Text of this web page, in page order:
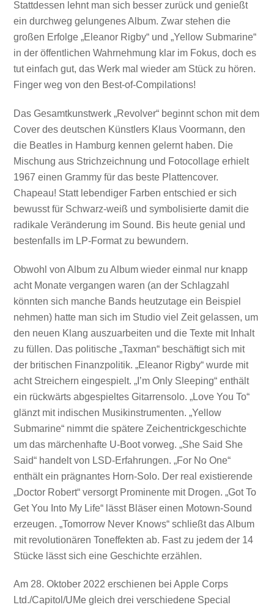
Stattdessen lehnt man sich besser zurück und genießt
ein durchweg gelungenes Album. Zwar stehen die
großen Erfolge „Eleanor Rigby“ und „Yellow Submarine“
in der öffentlichen Wahrnehmung klar im Fokus, doch es
tut einfach gut, das Werk mal wieder am Stück zu hören.
Finger weg von den Best-of-Compilations!
Das Gesamtkunstwerk „Revolver“ beginnt schon mit dem
Cover des deutschen Künstlers Klaus Voormann, den
die Beatles in Hamburg kennen gelernt haben. Die
Mischung aus Strichzeichnung und Fotocollage erhielt
1967 einen Grammy für das beste Plattencover.
Chapeau! Statt lebendiger Farben entschied er sich
bewusst für Schwarz-weiß und symbolisierte damit die
radikale Veränderung im Sound. Bis heute genial und
bestenfalls im LP-Format zu bewundern.
Obwohl von Album zu Album wieder einmal nur knapp
acht Monate vergangen waren (an der Schlagzahl
könnten sich manche Bands heutzutage ein Beispiel
nehmen) hatte man sich im Studio viel Zeit gelassen, um
den neuen Klang auszuarbeiten und die Texte mit Inhalt
zu füllen. Das politische „Taxman“ beschäftigt sich mit
der britischen Finanzpolitik. „Eleanor Rigby“ wurde mit
acht Streichern eingespielt. „I’m Only Sleeping“ enthält
ein rückwärts abgespieltes Gitarrensolo. „Love You To“
glänzt mit indischen Musikinstrumenten. „Yellow
Submarine“ nimmt die spätere Zeichentrickgeschichte
um das märchenhafte U-Boot vorweg. „She Said She
Said“ handelt von LSD-Erfahrungen. „For No One“
enthält ein prägnantes Horn-Solo. Der real existierende
„Doctor Robert“ versorgt Prominente mit Drogen. „Got To
Get You Into My Life“ lässt Bläser einen Motown-Sound
erzeugen. „Tomorrow Never Knows“ schließt das Album
mit revolutionären Toneffekten ab. Fast zu jedem der 14
Stücke lässt sich eine Geschichte erzählen.
Am 28. Oktober 2022 erschienen bei Apple Corps
Ltd./Capitol/UMe gleich drei verschiedene Special